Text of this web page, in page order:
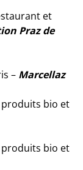
et
Praz de
– Marcellaz
bio et
bio et